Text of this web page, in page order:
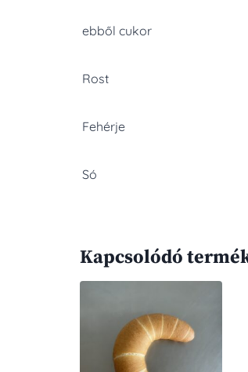
ebből cukor
Rost
Fehérje
Só
Kapcsolódó